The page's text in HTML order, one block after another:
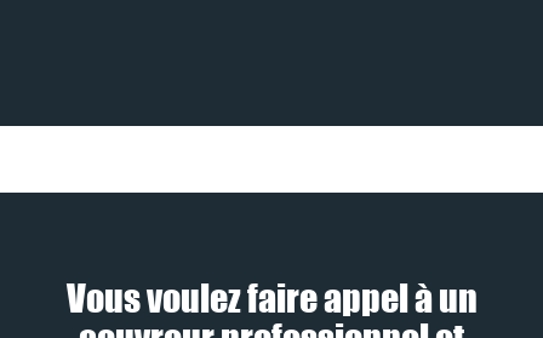
Vous voulez faire appel à un